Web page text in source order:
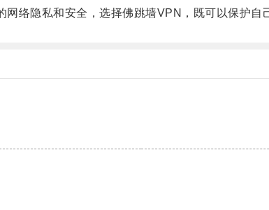
隐私和安全，选择佛跳墙VPN，既可以保护自